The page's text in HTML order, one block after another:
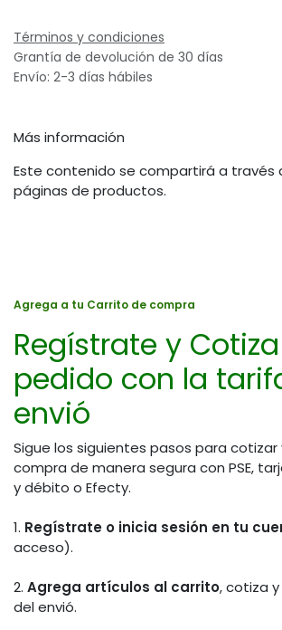
Términos y condiciones
Grantía de devolución de 30 días
Envío: 2-3 días hábiles
Más información
Este contenido se compartirá a través
páginas de productos.
Agrega a tu Carrito de compra
Regístrate y
pedido con la
envió
Sigue los siguientes pasos para
compra de manera segura con PSE,
y débito o Efecty.
1. Regístrate o inicia sesión en tu
acceso).
2. Agrega artículos al carrito, cotiza
del envió.